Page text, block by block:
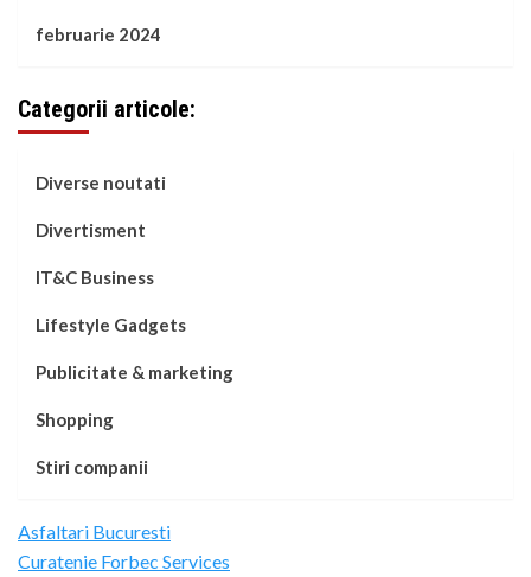
februarie 2024
Categorii articole:
Diverse noutati
Divertisment
IT&C Business
Lifestyle Gadgets
Publicitate & marketing
Shopping
Stiri companii
Asfaltari Bucuresti
Curatenie Forbec Services